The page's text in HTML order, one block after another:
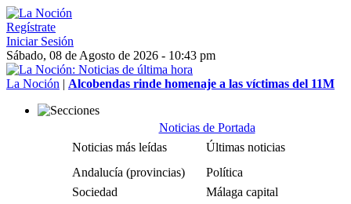
Regístrate
Iniciar Sesión
Sábado, 08 de Agosto de 2026 - 10:43 pm
La Noción | Alcobendas rinde homenaje a las víctimas del 11M
Noticias de Portada
Noticias más leídas
Últimas noticias
Andalucía (provincias)
Política
Sociedad
Málaga capital